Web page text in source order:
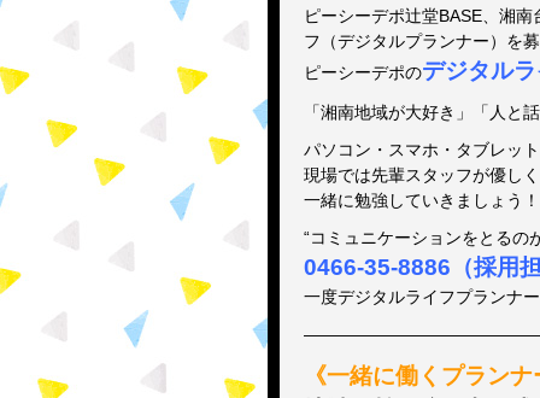
ピーシーデポ辻堂BASE、湘
フ（デジタルプランナー）を
ピーシーデポのデジタル
「湘南地域が大好き」「人と
パソコン・スマホ・タブレッ
現場では先輩スタッフが優し
一緒に勉強していきましょう！
“コミュニケーションをとる
0466-35-8886（採用
一度デジタルライフプランナ
《一緒に働くプラン